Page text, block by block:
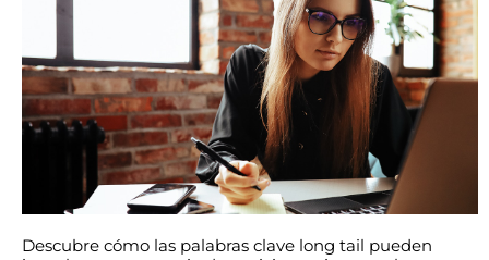
Descubre cómo las palabras clave long tail pueden